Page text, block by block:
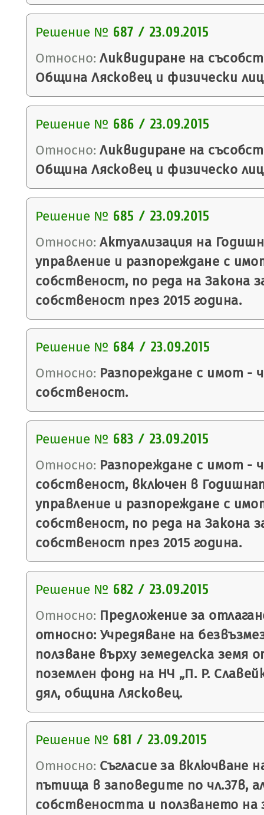
Решение № 687 / 23.09.2015
Относно: Ликвидиране на
Община Лясковец и физически
Решение № 686 / 23.09.2015
Относно: Ликвидиране на
Община Лясковец и физическо
Решение № 685 / 23.09.2015
Относно: Актуализация на
управление и разпореждане с
собственост, по реда на Закона
собственост през 2015 година.
Решение № 684 / 23.09.2015
Относно: Разпореждане с имот -
собственост.
Решение № 683 / 23.09.2015
Относно: Разпореждане с имот -
собственост, включен в
управление и разпореждане с
собственост, по реда на Закона
собственост през 2015 година.
Решение № 682 / 23.09.2015
Относно: Предложение за
относно: Учредяване на
ползване върху земеделска земя
поземлен фонд на НЧ „П. Р.
дял, община Лясковец.
Решение № 681 / 23.09.2015
Относно: Съгласие за включване
пътища в заповедите по чл.37в,
собствеността и ползването на